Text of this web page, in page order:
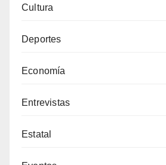
Cultura
Deportes
Economía
Entrevistas
Estatal